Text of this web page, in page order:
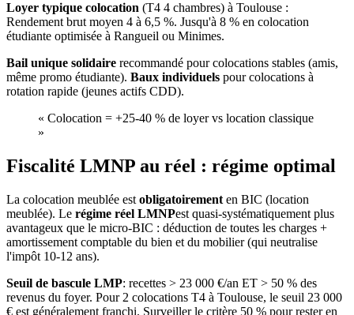
Loyer typique colocation (T4 4 chambres) à Toulouse :
Rendement brut moyen 4 à 6,5 %. Jusqu'à 8 % en colocation
étudiante optimisée à Rangueil ou Minimes.
Bail unique solidaire recommandé pour colocations stables (amis,
même promo étudiante). Baux individuels pour colocations à
rotation rapide (jeunes actifs CDD).
« Colocation = +25-40 % de loyer vs location classique
»
Fiscalité LMNP au réel : régime optimal
La colocation meublée est obligatoirement en BIC (location
meublée). Le régime réel LMNPest quasi-systématiquement plus
avantageux que le micro-BIC : déduction de toutes les charges +
amortissement comptable du bien et du mobilier (qui neutralise
l'impôt 10-12 ans).
Seuil de bascule LMP: recettes > 23 000 €/an ET > 50 % des
revenus du foyer. Pour 2 colocations T4 à Toulouse, le seuil 23 000
€ est généralement franchi. Surveiller le critère 50 % pour rester en